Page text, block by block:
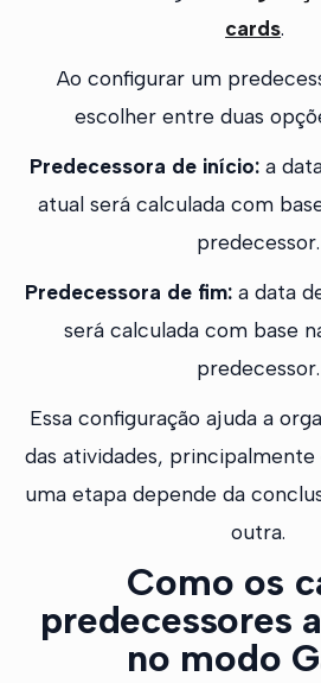
cards.
Ao configurar um
escolher entre duas
Predecessora de início:a
atual será calculada com
predecessor.
Predecessora de fim:a data
será calculada com base
predecessor.
Essa configuração ajuda a
das atividades,
uma etapa depende da
outra.
Como os
predecessores
no modo